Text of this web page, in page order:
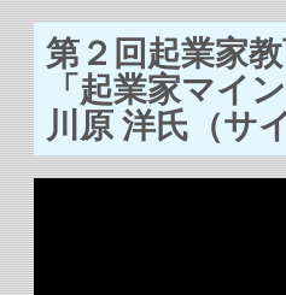
第２回起業家
「起業家マイ
川原 洋氏（サ